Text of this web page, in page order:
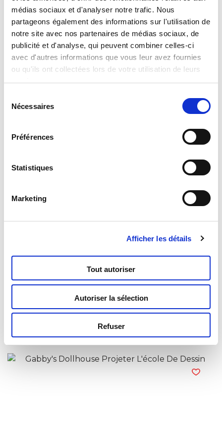
médias sociaux et d'analyser notre trafic. Nous
partageons également des informations sur l'utilisation de
notre site avec nos partenaires de médias sociaux, de
publicité et d'analyse, qui peuvent combiner celles-ci
avec d'autres informations que vous leur avez fournies
ou qu'ils ont collectées lors de votre utilisation de leurs
services.
Nécessaires
Préférences
Statistiques
Marketing
Afficher les détails
Tout autoriser
Autoriser la sélection
Refuser
Gabby’s Dollhouse Livre De Croquis Gab-Tastic
Coloriage Et Dessin Dans L’affichage 8
Read more
Read more